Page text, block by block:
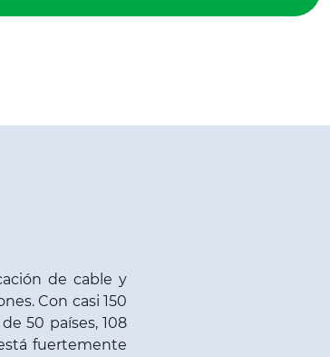
de cable y
Con casi 150
50 países, 108
fuertemente